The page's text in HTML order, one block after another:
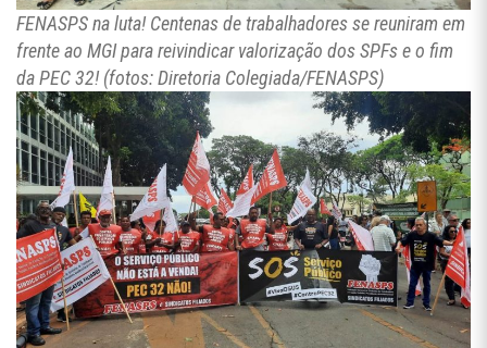
FENASPS na luta! Centenas de trabalhadores se reuniram em
frente ao MGI para reivindicar valorização dos SPFs e o fim
da PEC 32! (fotos: Diretoria Colegiada/FENASPS)